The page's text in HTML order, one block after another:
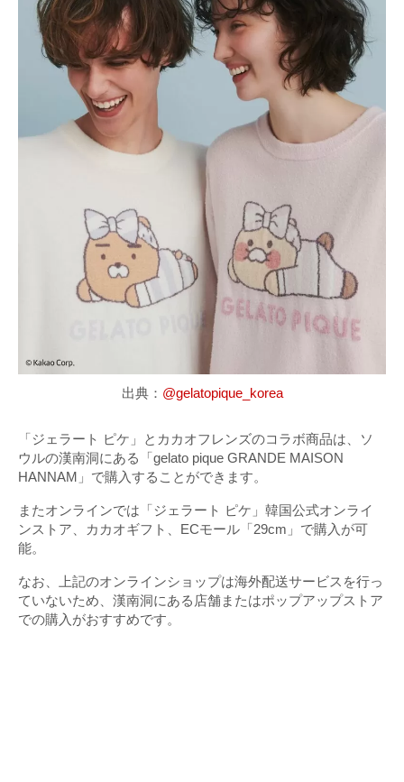
出典： @gelatopique_korea
「ジェラート ピケ」とカカオフレンズのコラボ商品は、ソ
ウルの漢南洞にある「gelato pique GRANDE MAISON
HANNAM」で購入することができます。
またオンラインでは「ジェラート ピケ」韓国公式オンライ
ンストア、カカオギフト、ECモール「29cm」で購入が可
能。
なお、上記のオンラインショップは海外配送サービスを行っ
ていないため、漢南洞にある店舗またはポップアップストア
での購入がおすすめです。